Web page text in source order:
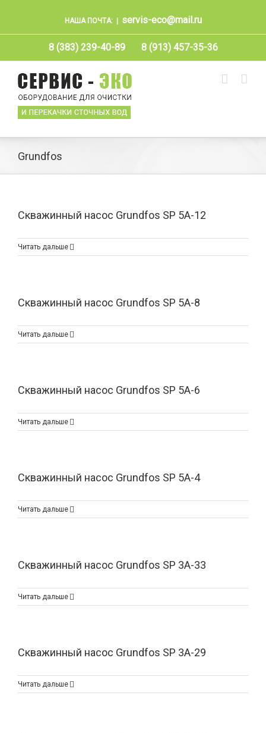
НАША ПОЧТА: servis-eco@mail.ru
8 (383) 239-40-89 8 (913) 457-35-36
Grundfos
Скважинный насос Grundfos SP 5A-12
Читать дальше
Скважинный насос Grundfos SP 5A-8
Читать дальше
Скважинный насос Grundfos SP 5A-6
Читать дальше
Скважинный насос Grundfos SP 5A-4
Читать дальше
Скважинный насос Grundfos SP 3A-33
Читать дальше
Скважинный насос Grundfos SP 3A-29
Читать дальше